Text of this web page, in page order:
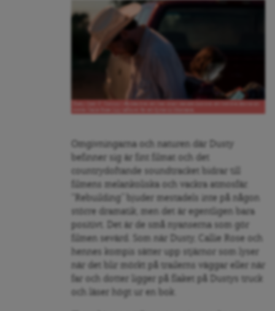
Omgivningarna och naturen där Dusty
befinner sig är fint filmat och det
countrydoftande soundtracket bidrar till
filmens melankoliska och vackra atmosfär.
“Rebuilding” bjuder mestadels inte på någon
större dramatik, men det är egentligen bara
positivt. Det är de små nyanserna som gör
filmen sevärd. Som när Dusty,
Callie Rose och
hennes kompis sätter upp stjärnor som lyser
när det blir mörkt på trailerns väggar eller när
far och dotter ligger på flaket på Dustys truck
och läser högt ur en bok.